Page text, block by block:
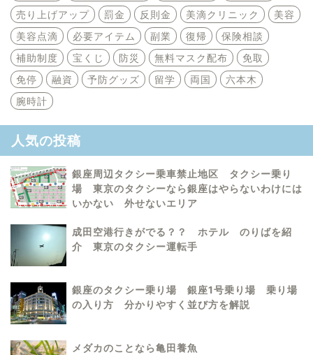
売り上げアップ
罰金 反則金 美滴クリニック
美容
美容点滴
必要アイテム 副業 復帰
保険相談
補助制度
宝くじ 防災 無料マスク配布
免取
免停
融資 予防グッズ 留学 両国
六本木
腕時計
人気の投稿
銀座周辺タクシー乗車禁止地区 タクシー乗り
場 東京のタクシーなら銀座はやらないわけには
いかない 外せないエリア
成田空港行きがでる？？ ホテル のりばを紹
介 東京のタクシー運転手
銀座のタクシー乗り場 銀座1号乗り場 乗り場
の入り方 分かりやすく並び方を解説
メダカのことなら亀田養魚